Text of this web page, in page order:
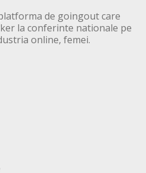
de goingout care
la conferinte nationale pe
online, femei.